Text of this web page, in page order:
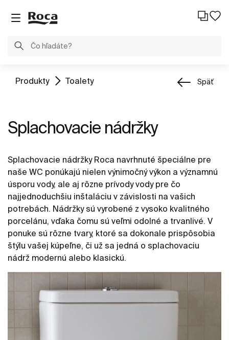
Produkty Toalety Späť
Splachovacie nádržky
Splachovacie nádržky Roca navrhnuté špeciálne pre
naše WC ponúkajú nielen výnimočný výkon a významnú
úsporu vody, ale aj rôzne prívody vody pre čo
najjednoduchšiu inštaláciu v závislosti na vašich
potrebách. Nádržky sú vyrobené z vysoko kvalitného
porcelánu, vďaka čomu sú veľmi odolné a trvanlivé. V
ponuke sú rôzne tvary, ktoré sa dokonale prispôsobia
štýlu vašej kúpeľne, či už sa jedná o splachovaciu
nádrž modernú alebo klasickú.